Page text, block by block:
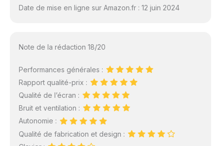
Date de mise en ligne sur Amazon.fr : 12 juin 2024
Note de la rédaction 18/20
Performances générales :
Rapport qualité-prix :
Qualité de l’écran :
Bruit et ventilation :
Autonomie :
Qualité de fabrication et design :